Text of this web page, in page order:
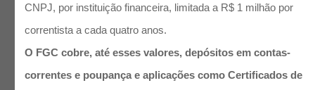
CNPJ, por instituição financeira, limitada a R$ 1 milhão por
correntista a cada quatro anos.
O FGC cobre, até esses valores, depósitos em contas-
correntes e poupança e aplicações como Certificados de